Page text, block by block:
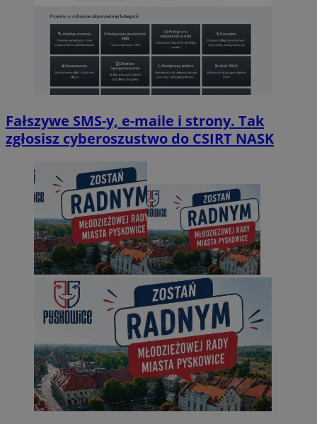
Fałszywe SMS-y, e-maile i strony. Tak
zgłosisz cyberoszustwo do CSIRT NASK